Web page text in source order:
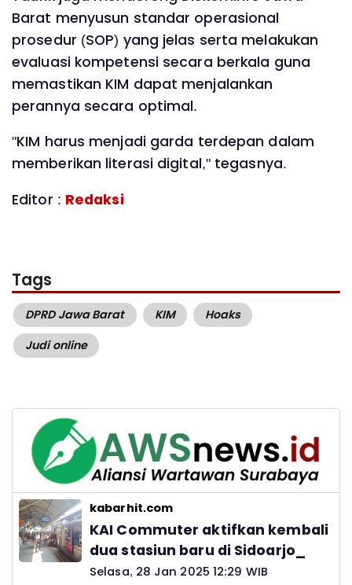
Barat menyusun standar operasional
prosedur (SOP) yang jelas serta melakukan
evaluasi kompetensi secara berkala guna
memastikan KIM dapat menjalankan
perannya secara optimal.
"KIM harus menjadi garda terdepan dalam
memberikan literasi digital," tegasnya.
Editor : Redaksi
Tags
DPRD Jawa Barat KIM
Hoaks
Judi online
kabarhit.com
KAI Commuter aktifkan kembali
dua stasiun baru di Sidoarjo_
Selasa, 28 Jan 2025 12:29 WIB